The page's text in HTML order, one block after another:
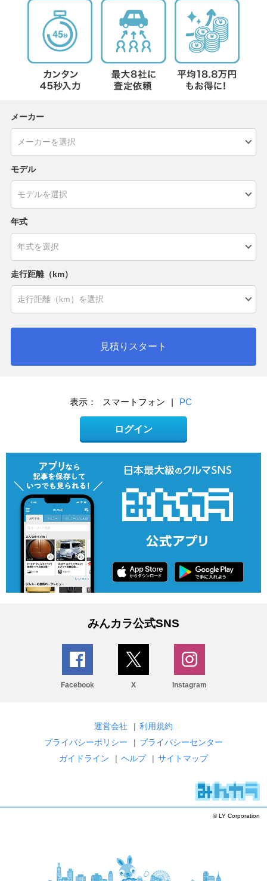
メーカー
モデル
年式
走行距離（km）
見積りスタート
表示： スマートフォン | PC
ログイン
みんカラ公式SNS
Facebook X Instagram
運営会社 | 利用規約
プライバシーポリシー
| プライバシーセンター
ガイドライン
| ヘルプ | サイトマップ
© LY Corporation